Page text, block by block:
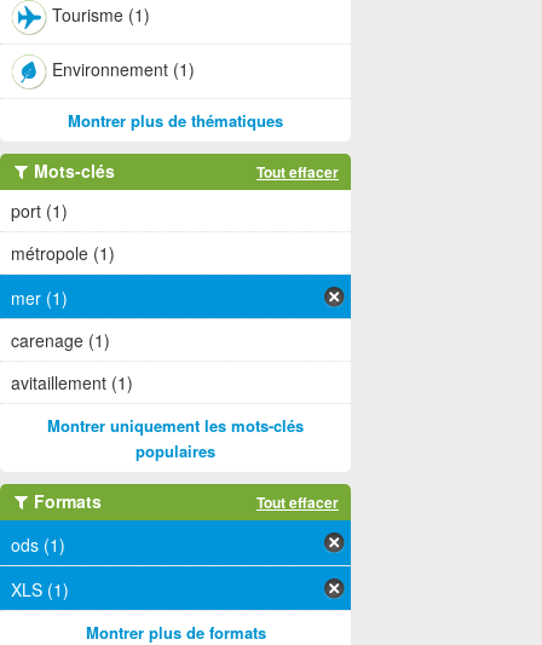
Tourisme (1)
Environnement (1)
Montrer plus de thématiques
Mots-clés Tout effacer
port (1)
métropole (1)
mer (1)
carenage (1)
avitaillement (1)
Montrer uniquement les mots-clés
populaires
Formats Tout effacer
ods (1)
XLS (1)
Montrer plus de formats